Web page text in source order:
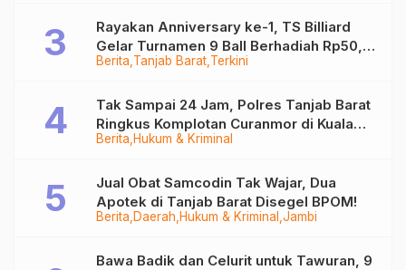
Berita Tanjab Barat Terkini
Rayakan Anniversary ke-1, TS Billiard
Gelar Turnamen 9 Ball Berhadiah Rp50,8
Juta
Berita Hukum & Kriminal
Tak Sampai 24 Jam, Polres Tanjab Barat
Ringkus Komplotan Curanmor di Kuala
Tungkal
Berita Daerah Hukum & Kriminal Jambi
Jual Obat Samcodin Tak Wajar, Dua
Apotek di Tanjab Barat Disegel BPOM!
Bawa Badik dan Celurit untuk Tawuran, 9